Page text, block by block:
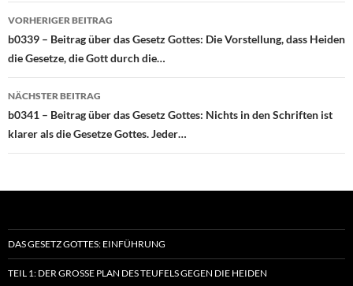
Beitragsnavigation
VORHERIGER BEITRAG
b0339 – Beitrag über das Gesetz Gottes: Die Vorstellung, dass Heiden
die Gesetze, die Gott durch die…
NÄCHSTER BEITRAG
b0341 – Beitrag über das Gesetz Gottes: Nichts in den Schriften ist
klarer als die Gesetze Gottes. Jeder…
DAS GESETZ GOTTES: EINFÜHRUNG
TEIL 1: DER GROSSE PLAN DES TEUFELS GEGEN DIE HEIDEN